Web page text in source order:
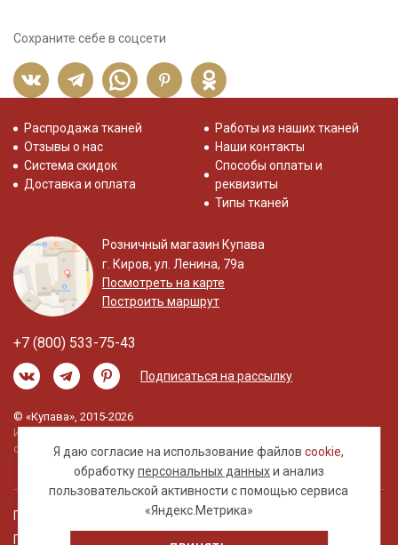
Сохраните себе в соцсети
Я даю согласие на использование файловcookie,
обработкуперсональных данныхи анализ
пользовательской активности с помощью сервиса
«Яндекс.Метрика»
Распродажа тканей
Отзывы о нас
Система скидок
Доставка и оплата
Работы из наших тканей
Наши контакты
Способы оплаты и
реквизиты
Типы тканей
Розничный магазин Купава
г. Киров, ул. Ленина, 79а
Посмотреть на карте
Построить маршрут
+7 (800) 533-75-43
Подписаться на рассылку
© «Купава», 2015-2026
Информация на сайте не является публичной
офертой.
Правовая информация
Политика обработки персональных данных